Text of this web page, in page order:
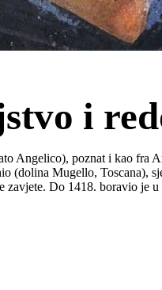
i
Angelico), poznat i kao fra
(dolina Mugello, Toscana),
zavjete. Do 1418. boravio je